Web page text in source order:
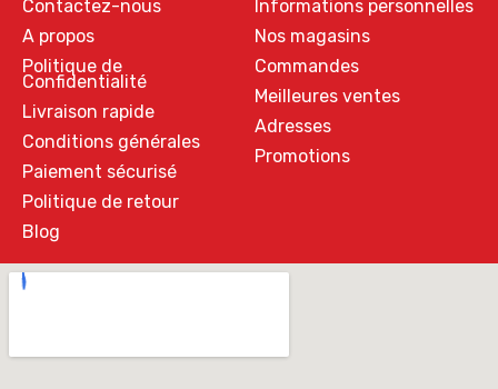
Contactez-nous
A propos
Politique de
Confidentialité
Livraison rapide
Conditions générales
Paiement sécurisé
Politique de retour
Blog
Informations personnelles
Nos magasins
Commandes
Meilleures ventes
Adresses
Promotions